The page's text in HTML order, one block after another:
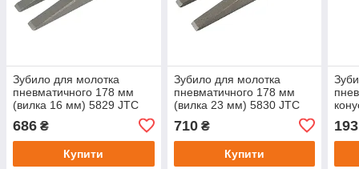
Зубило для молотка
пневматичного 178 мм
(вилка 16 мм) 5829 JTC
686 ₴
Купити
Зубило для молотка
пневматичного 178 мм
(вилка 23 мм) 5830 JTC
710₴
Купити
193